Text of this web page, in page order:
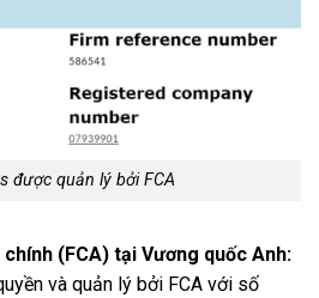
được quản lý bởi FCA
chính (FCA) tại Vương quốc Anh:
và quản lý bởi FCA với số